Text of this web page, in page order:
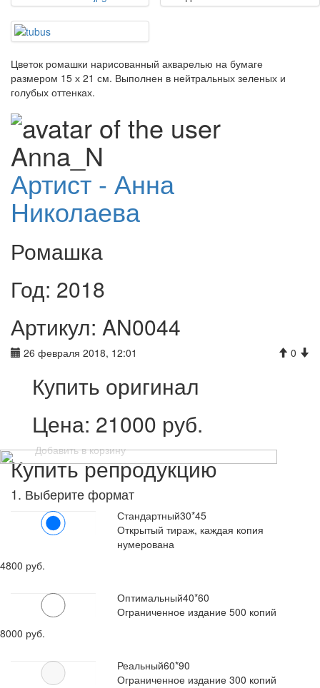
Цветок ромашки нарисованный акварелью на бумаге
размером 15 х 21 см. Выполнен в нейтральных зеленых и
голубых оттенках.
Артист - Анна
Николаева
Ромашка
Год: 2018
Артикул: AN0044
26 февраля 2018, 12:01 0
Купить оригинал
Цена: 21000 руб.
Добавить в корзину
Купить репродукцию
1. Выберите формат
Стандартный30*45
Открытый тираж, каждая копия
нумерована
4800 руб.
Оптимальный40*60
Ограниченное издание 500 копий
8000 руб.
Реальный60*90
Ограниченное издание 300 копий